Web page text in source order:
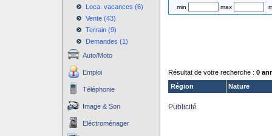
Loca. vacances (6)
Vente (43)
Terrain (9)
Demandes (1)
Auto/Moto
Emploi
Téléphonie
Image & Son
Eléctroménager
min
max
Résultat de votre recherche : 0
Région
Nature
Publicité